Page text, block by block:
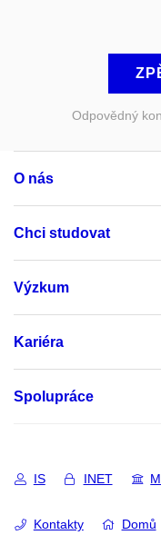
Odpovědný
O nás
Chci studovat
Výzkum
Kariéra
Spolupráce
IS INET
Kontakty Domů